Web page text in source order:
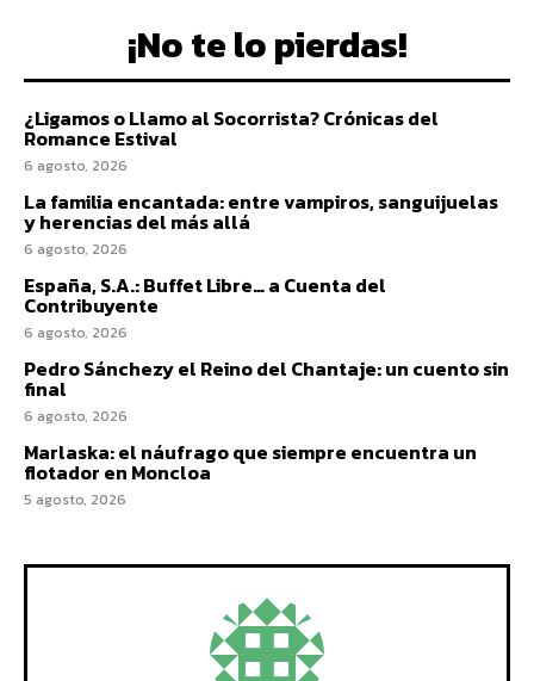
¡No te lo pierdas!
¿Ligamos o Llamo al Socorrista? Crónicas del
Romance Estival
6 agosto, 2026
La familia encantada: entre vampiros, sanguijuelas
y herencias del más allá
6 agosto, 2026
España, S.A.: Buffet Libre… a Cuenta del
Contribuyente
6 agosto, 2026
Pedro Sánchezy el Reino del Chantaje: un cuento sin
final
6 agosto, 2026
Marlaska: el náufrago que siempre encuentra un
flotador en Moncloa
5 agosto, 2026